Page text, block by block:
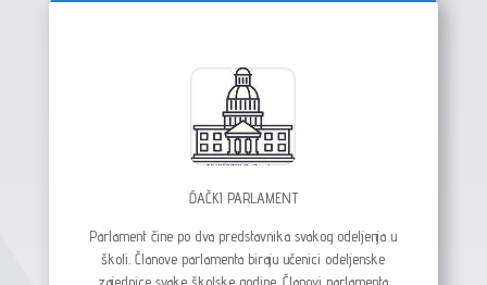
ĐAČKI PARLAMENT
Parlament čine po dva predstavnika svakog odeljenja u
školi. Članove parlamenta biraju učenici odeljenske